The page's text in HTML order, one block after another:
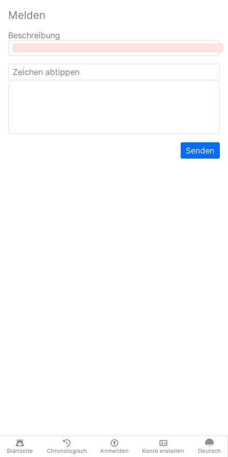
Startseite Chronologisch Anmelden Konto erstellen Deutsch
Melden
Beschreibung
Senden